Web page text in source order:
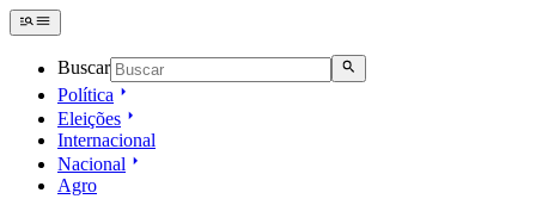
Buscar
Política
Eleições
Internacional
Nacional
Agro